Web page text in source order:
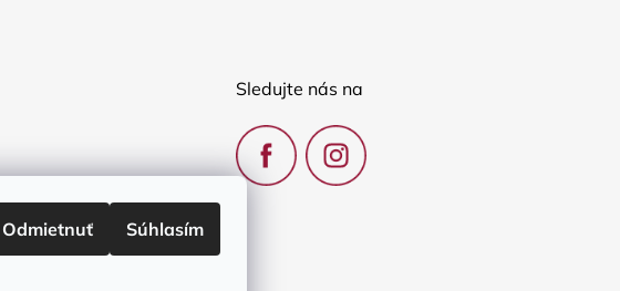
Odmietnuť Súhlasím
Sledujte nás na